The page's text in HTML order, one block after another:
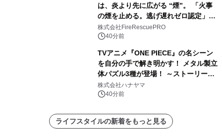
は、炎より先に広がる “煙”。 「火事
の煙を止める。逃げ遅れゼロ認定」提
供開始
株式会社FireRescuePRO
40分前
TVアニメ『ONE PIECE』の名シーン
を自分の手で解き明かす！ メタル製立
体パズル3種が登場！ ～ストーリーと
ギミックが融合した 大人の体験型パズ
ルが8月7日(金)12時より先行予約受付
株式会社ハナヤマ
40分前
ライフスタイルの新着をもっと見る